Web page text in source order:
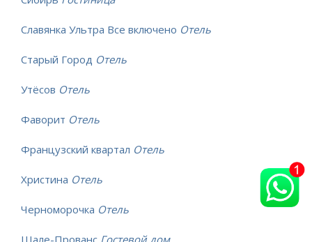
Славянка Ультра Все включено Отель
Старый Город Отель
Утёсов Отель
Фаворит Отель
Французский квартал Отель
Христина Отель
Черноморочка Отель
Шале-Прованс Гостевой дом